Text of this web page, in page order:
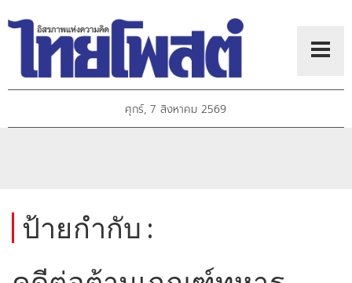
ศุกร์, 7 สิงหาคม 2569
ป้ายกำกับ :